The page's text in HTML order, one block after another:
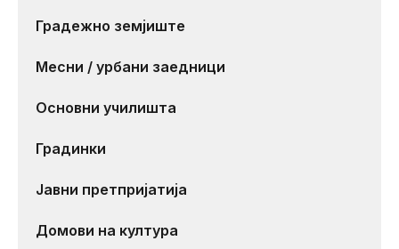
Градежно земјиште
Месни / урбани заедници
Основни училишта
Градинки
Јавни претпријатија
Домови на култура